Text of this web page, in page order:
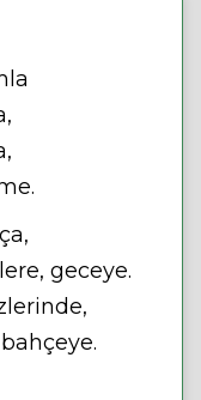
geceye.